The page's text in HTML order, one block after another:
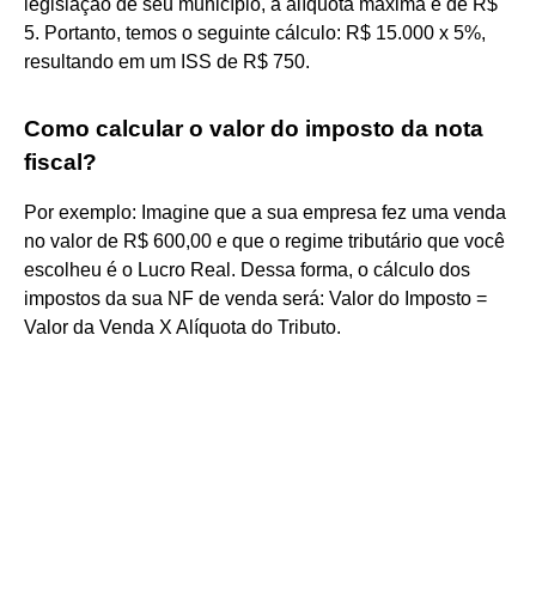
5. Portanto, temos o seguinte cálculo: R$ 15.000 x 5%,
resultando em um ISS de R$ 750.
Como calcular o valor do imposto da nota
fiscal?
Por exemplo: Imagine que a sua empresa fez uma venda
no valor de R$ 600,00 e que o regime tributário que você
escolheu é o Lucro Real. Dessa forma, o cálculo dos
impostos da sua NF de venda será: Valor do Imposto =
Valor da Venda X Alíquota do Tributo.